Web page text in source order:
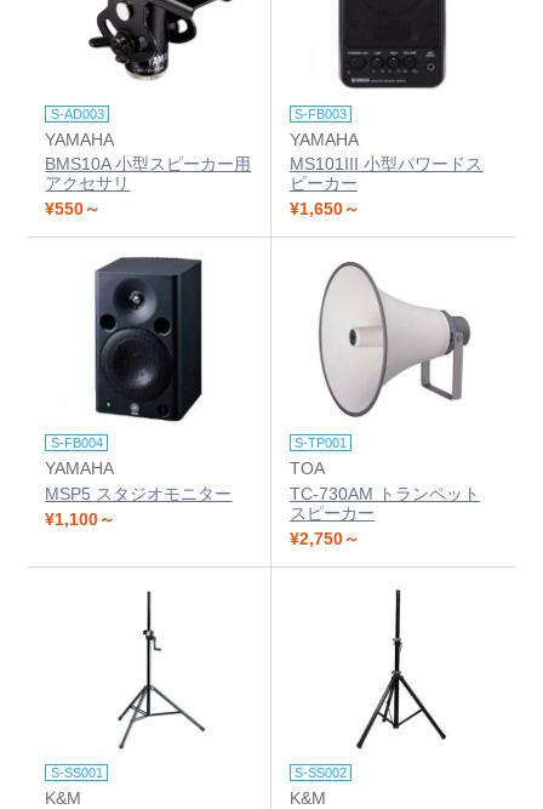
S-AD003
YAMAHA
BMS10A 小型スピーカー用
アクセサリ
¥550～
S-FB003
YAMAHA
MS101III 小型パワードス
ピーカー
¥1,650～
S-FB004
YAMAHA
MSP5 スタジオモニター
¥1,100～
S-TP001
TOA
TC-730AM トランペット
スピーカー
¥2,750～
S-SS001
K&M
S-SS002
K&M